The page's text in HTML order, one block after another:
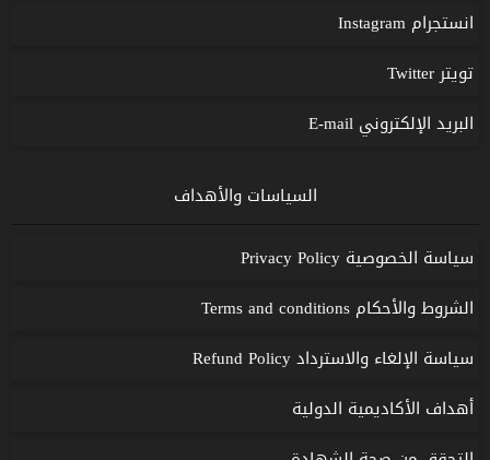
انستجرام Instagram
تويتر Twitter
البريد الإلكتروني E-mail
السياسات والأهداف
سياسة الخصوصية Privacy Policy
الشروط والأحكام Terms and conditions
سياسة الإلغاء والاسترداد Refund Policy
أهداف الأكاديمية الدولية